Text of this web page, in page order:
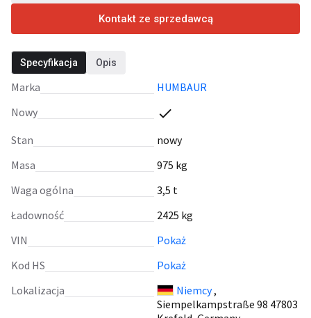
Kontakt ze sprzedawcą
Specyfikacja Opis
Marka
HUMBAUR
Nowy
Stan
nowy
Masa
975 kg
Waga ogólna
3,5 t
Ładowność
2425 kg
VIN
Pokaż
Kod HS
Pokaż
Lokalizacja
Niemcy,
Siempelkampstraße 98 47803